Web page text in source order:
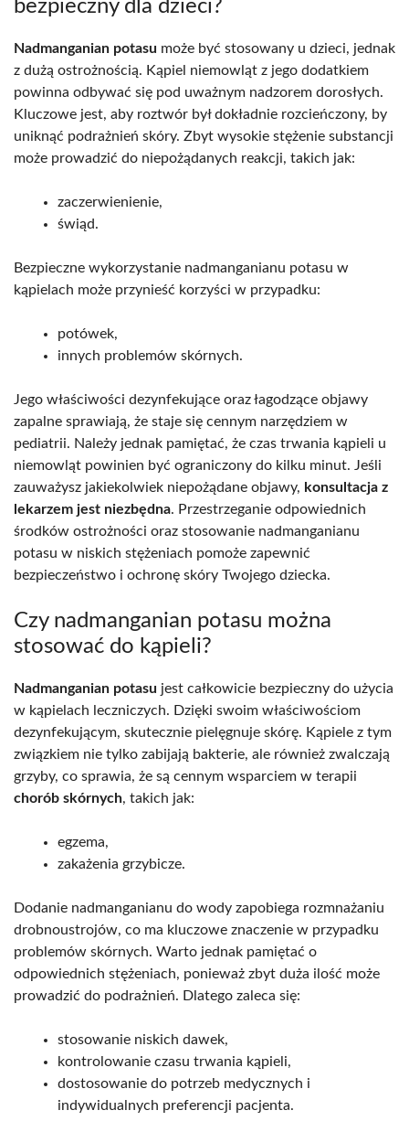
bezpieczny dla dzieci?
Nadmanganian potasu może być stosowany u dzieci, jednak
z dużą ostrożnością. Kąpiel niemowląt z jego dodatkiem
powinna odbywać się pod uważnym nadzorem dorosłych.
Kluczowe jest, aby roztwór był dokładnie rozcieńczony, by
uniknąć podrażnień skóry. Zbyt wysokie stężenie substancji
może prowadzić do niepożądanych reakcji, takich jak:
zaczerwienienie,
świąd.
Bezpieczne wykorzystanie nadmanganianu potasu w
kąpielach może przynieść korzyści w przypadku:
potówek,
innych problemów skórnych.
Jego właściwości dezynfekujące oraz łagodzące objawy
zapalne sprawiają, że staje się cennym narzędziem w
pediatrii. Należy jednak pamiętać, że czas trwania kąpieli u
niemowląt powinien być ograniczony do kilku minut. Jeśli
zauważysz jakiekolwiek niepożądane objawy, konsultacja z
lekarzem jest niezbędna. Przestrzeganie odpowiednich
środków ostrożności oraz stosowanie nadmanganianu
potasu w niskich stężeniach pomoże zapewnić
bezpieczeństwo i ochronę skóry Twojego dziecka.
Czy nadmanganian potasu można
stosować do kąpieli?
Nadmanganian potasu jest całkowicie bezpieczny do użycia
w kąpielach leczniczych. Dzięki swoim właściwościom
dezynfekującym, skutecznie pielęgnuje skórę. Kąpiele z tym
związkiem nie tylko zabijają bakterie, ale również zwalczają
grzyby, co sprawia, że są cennym wsparciem w terapii
chorób skórnych, takich jak:
egzema,
zakażenia grzybicze.
Dodanie nadmanganianu do wody zapobiega rozmnażaniu
drobnoustrojów, co ma kluczowe znaczenie w przypadku
problemów skórnych. Warto jednak pamiętać o
odpowiednich stężeniach, ponieważ zbyt duża ilość może
prowadzić do podrażnień. Dlatego zaleca się:
stosowanie niskich dawek,
kontrolowanie czasu trwania kąpieli,
dostosowanie do potrzeb medycznych i
indywidualnych preferencji pacjenta.